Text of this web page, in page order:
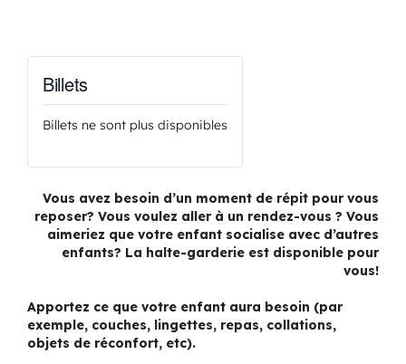
Billets
Billets ne sont plus disponibles
Vous avez besoin d’un moment de répit pour vous
reposer? Vous voulez aller à un rendez-vous ? Vous
aimeriez que votre enfant socialise avec d’autres
enfants? La halte-garderie est disponible pour
vous!
Apportez ce que votre enfant aura besoin (par
exemple, couches, lingettes, repas, collations,
objets de réconfort, etc).